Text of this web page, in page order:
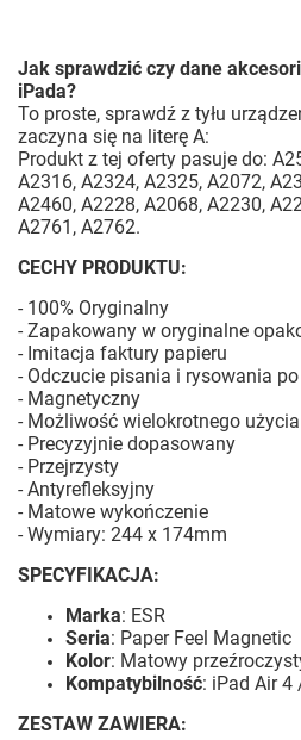
Jak sprawdzić czy dane
iPada?
To proste, sprawdź z tyłu
zaczyna się na literę A:
Produkt z tej oferty pasuje do:
A2316, A2324, A2325, A2072,
A2460, A2228, A2068, A2230,
A2761, A2762.
CECHY PRODUKTU:
- 100% Oryginalny
- Zapakowany w oryginalne
- Imitacja faktury papieru
- Odczucie pisania i rysowania
- Magnetyczny
- Możliwość wielokrotnego użycia
- Precyzyjnie dopasowany
- Przejrzysty
- Antyrefleksyjny
- Matowe wykończenie
- Wymiary: 244 x 174mm
SPECYFIKACJA:
Marka: ESR
Seria: Paper Feel Magnetic
Kolor: Matowy
Kompatybilność: iPad Air 4
ZESTAW ZAWIERA: